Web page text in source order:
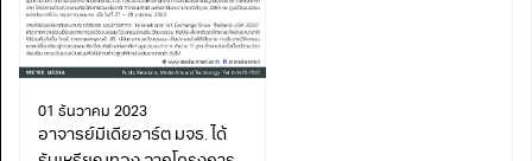
01 ธันวาคม 2023
อาจารย์มีเดียอาร์ต มจธ. ได้